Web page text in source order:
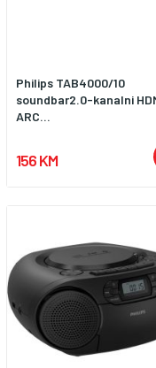
Philips TAB4000/10
soundbar2.0-kanalni
ARC...
156 KM